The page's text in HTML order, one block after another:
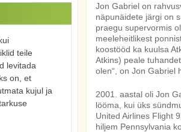
Jon Gabriel on
näpunäidete järgi on
praegu supervormis
meeleheitlikest
koostööd ka kuulsa
Atkins) peale
olen“, on Jon Gabriel
2001. aastal oli Jon
lööma, kui üks
United Airlines Flight
hiljem Pennsylvania
teile
levitada
on, et
kujul ja